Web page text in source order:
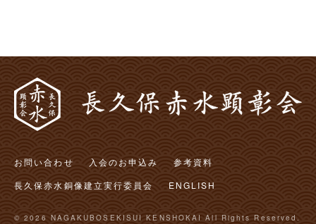
ョ
ン
お問い合わせ 入会のお申込み
参考資料
長久保赤水銅像建立実行委員会
ENGLISH
© 2026 NAGAKUBOSEKISUI KENSHOKAI All Rights Reserved.